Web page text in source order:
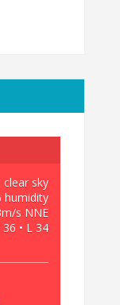
clear sky
humidity
s NNE
36 • L 34